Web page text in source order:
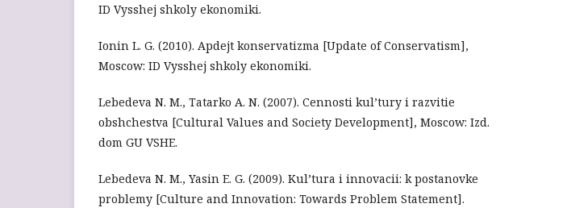
ID Vysshej shkoly ekonomiki.
Ionin L. G. (2010). Apdejt konservatizma [Update of Conservatism],
Moscow: ID Vysshej shkoly ekonomiki.
Lebedeva N. M., Tatarko A. N. (2007). Cennosti kul’tury i razvitie
obshchestva [Cultural Values and Society Development], Moscow: Izd.
dom GU VSHE.
Lebedeva N. M., Yasin E. G. (2009). Kul’tura i innovacii: k postanovke
problemy [Culture and Innovation: Towards Problem Statement].